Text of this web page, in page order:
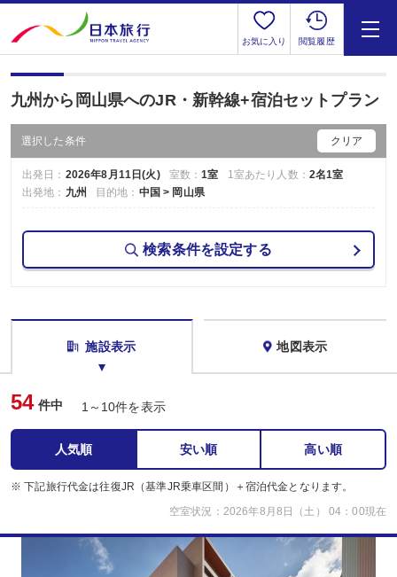
お気に入り 閲覧履歴
九州から岡山県へのJR・新幹線+宿泊セットプラン
選択した条件 クリア
出発日： 2026年8月11日(火) 室数：1室 1室あたり人数： 2名1室
出発地： 九州 目的地： 中国 > 岡山県
検索条件を設定する
施設表示 地図表示
54 件中 1～10件を表示
人気順 安い順 高い順
※ 下記旅行代金は往復JR（基準JR乗車区間）＋宿泊代金となります。
空室状況：2026年8月8日（土） 04：00現在